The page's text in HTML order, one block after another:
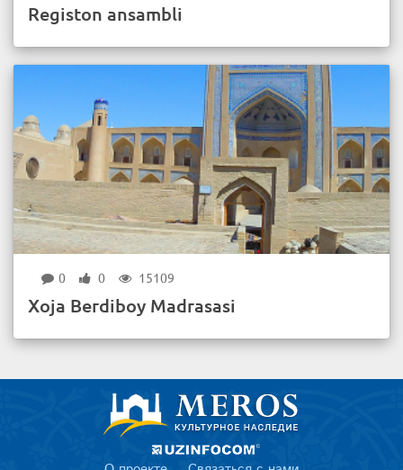
Registon ansambli
0 0 15109
Xoja Berdiboy Madrasasi